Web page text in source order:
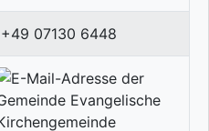
+49 07130 6448